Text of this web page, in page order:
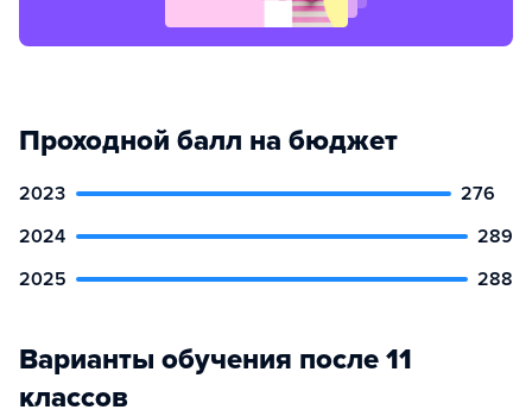
Проходной балл на бюджет
2023
276
2024
289
2025
288
Варианты обучения после 11
классов